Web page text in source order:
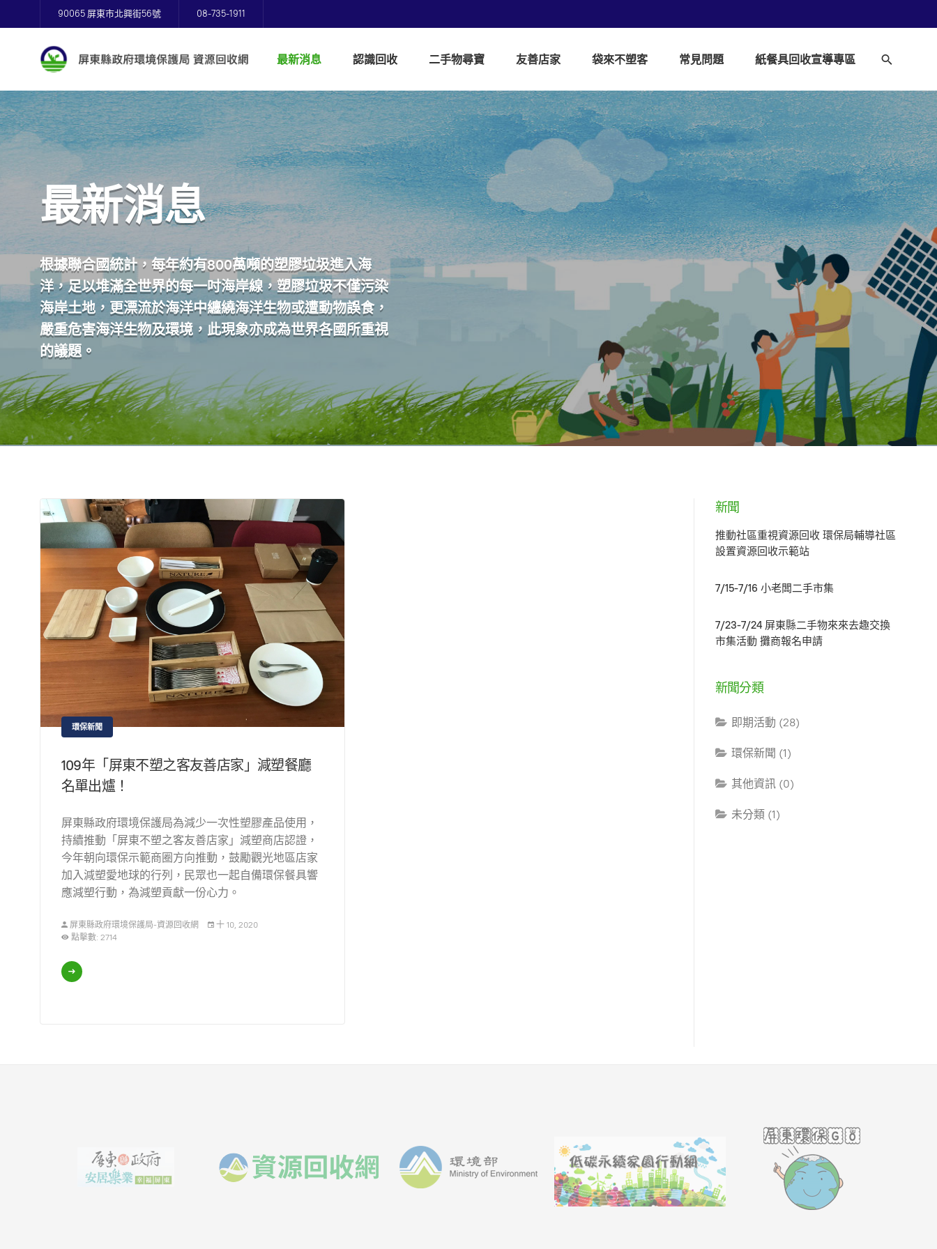
90065 屏東市北興街56號 08-735-1911
最新消息 認識回收 二手物尋寶 友善店家 袋來不塑客 常見問題 紙餐具回收宣導專區
最新消息
根據聯合國統計，每年約有800萬噸的塑膠垃圾進入海
洋，足以堆滿全世界的每一吋海岸線，塑膠垃圾不僅污染
海岸土地，更漂流於海洋中纏繞海洋生物或遭動物誤食，
嚴重危害海洋生物及環境，此現象亦成為世界各國所重視
的議題。
環保新聞
109年「屏東不塑之客友善店家」減塑餐廳
名單出爐！
屏東縣政府環境保護局為減少一次性塑膠產品使用，
持續推動「屏東不塑之客友善店家」減塑商店認證，
今年朝向環保示範商圈方向推動，鼓勵觀光地區店家
加入減塑愛地球的行列，民眾也一起自備環保餐具響
應減塑行動，為減塑貢獻一份心力。
屏東縣政府環境保護局-資源回收網
十 10, 2020
點擊數: 2714
新聞
推動社區重視資源回收 環保局輔導社區
設置資源回收示範站
7/15-7/16 小老闆二手市集
7/23-7/24 屏東縣二手物來來去趣交換
市集活動 攤商報名申請
新聞分類
即期活動 (28)
環保新聞 (1)
其他資訊 (0)
未分類 (1)